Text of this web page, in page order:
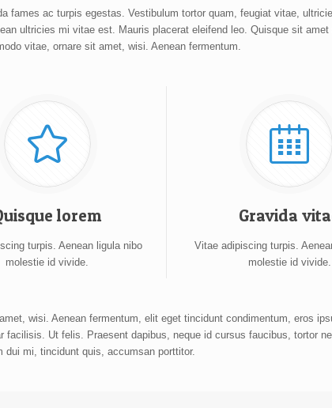
fames ac turpis egestas. Vestibulum tortor quam, feugiat vitae,
ultricies mi vitae est. Mauris placerat eleifend leo. Quisque sit
vitae, ornare sit amet, wisi. Aenean fermentum.
lorem
turpis. Aenean ligula nibo
molestie id vivide.
Gravida
Vitae adipiscing turpis.
molestie id vivide.
wisi. Aenean fermentum, elit eget tincidunt condimentum, eros
Ut felis. Praesent dapibus, neque id cursus faucibus, tortor
dui mi, tincidunt quis, accumsan porttitor.